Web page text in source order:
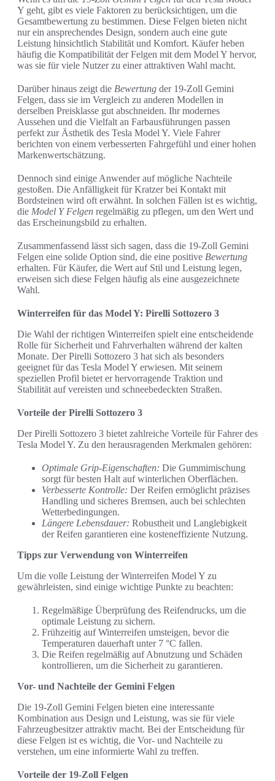
Y geht, gibt es viele Faktoren zu berücksichtigen, um die
Gesamtbewertung zu bestimmen. Diese Felgen bieten nicht
nur ein ansprechendes Design, sondern auch eine gute
Leistung hinsichtlich Stabilität und Komfort. Käufer heben
häufig die Kompatibilität der Felgen mit dem Model Y hervor,
was sie für viele Nutzer zu einer attraktiven Wahl macht.
Darüber hinaus zeigt die Bewertung der 19-Zoll Gemini
Felgen, dass sie im Vergleich zu anderen Modellen in
derselben Preisklasse gut abschneiden. Ihr modernes
Aussehen und die Vielfalt an Farbausführungen passen
perfekt zur Ästhetik des Tesla Model Y. Viele Fahrer
berichten von einem verbesserten Fahrgefühl und einer hohen
Markenwertschätzung.
Dennoch sind einige Anwender auf mögliche Nachteile
gestoßen. Die Anfälligkeit für Kratzer bei Kontakt mit
Bordsteinen wird oft erwähnt. In solchen Fällen ist es wichtig,
die Model Y Felgen regelmäßig zu pflegen, um den Wert und
das Erscheinungsbild zu erhalten.
Zusammenfassend lässt sich sagen, dass die 19-Zoll Gemini
Felgen eine solide Option sind, die eine positive Bewertung
erhalten. Für Käufer, die Wert auf Stil und Leistung legen,
erweisen sich diese Felgen häufig als eine ausgezeichnete
Wahl.
Winterreifen für das Model Y: Pirelli Sottozero 3
Die Wahl der richtigen Winterreifen spielt eine entscheidende
Rolle für Sicherheit und Fahrverhalten während der kalten
Monate. Der Pirelli Sottozero 3 hat sich als besonders
geeignet für das Tesla Model Y erwiesen. Mit seinem
speziellen Profil bietet er hervorragende Traktion und
Stabilität auf vereisten und schneebedeckten Straßen.
Vorteile der Pirelli Sottozero 3
Der Pirelli Sottozero 3 bietet zahlreiche Vorteile für Fahrer des
Tesla Model Y. Zu den herausragenden Merkmalen gehören:
Optimale Grip-Eigenschaften: Die Gummimischung
sorgt für besten Halt auf winterlichen Oberflächen.
Verbesserte Kontrolle: Der Reifen ermöglicht präzises
Handling und sicheres Bremsen, auch bei schlechten
Wetterbedingungen.
Längere Lebensdauer: Robustheit und Langlebigkeit
der Reifen garantieren eine kosteneffiziente Nutzung.
Tipps zur Verwendung von Winterreifen
Um die volle Leistung der Winterreifen Model Y zu
gewährleisten, sind einige wichtige Punkte zu beachten:
Regelmäßige Überprüfung des Reifendrucks, um die
optimale Leistung zu sichern.
Frühzeitig auf Winterreifen umsteigen, bevor die
Temperaturen dauerhaft unter 7 °C fallen.
Die Reifen regelmäßig auf Abnutzung und Schäden
kontrollieren, um die Sicherheit zu garantieren.
Vor- und Nachteile der Gemini Felgen
Die 19-Zoll Gemini Felgen bieten eine interessante
Kombination aus Design und Leistung, was sie für viele
Fahrzeugbesitzer attraktiv macht. Bei der Entscheidung für
diese Felgen ist es wichtig, die Vor- und Nachteile zu
verstehen, um eine informierte Wahl zu treffen.
Vorteile der 19-Zoll Felgen